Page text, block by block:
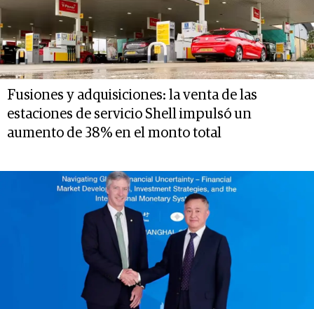
Fusiones y adquisiciones: la venta de las
estaciones de servicio Shell impulsó un
aumento de 38% en el monto total